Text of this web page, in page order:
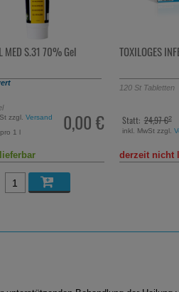
INFEKT Tabletten
19,55 €
€²
zzgl.
nicht lieferbar
NASENSPRAY
10ml Nasenspray
Statt: 4,97 €²
inkl. MwSt zzgl.
sofort